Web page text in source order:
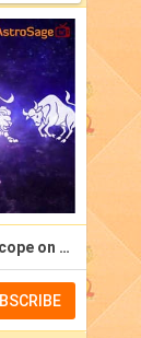
Daily Horoscope on Email